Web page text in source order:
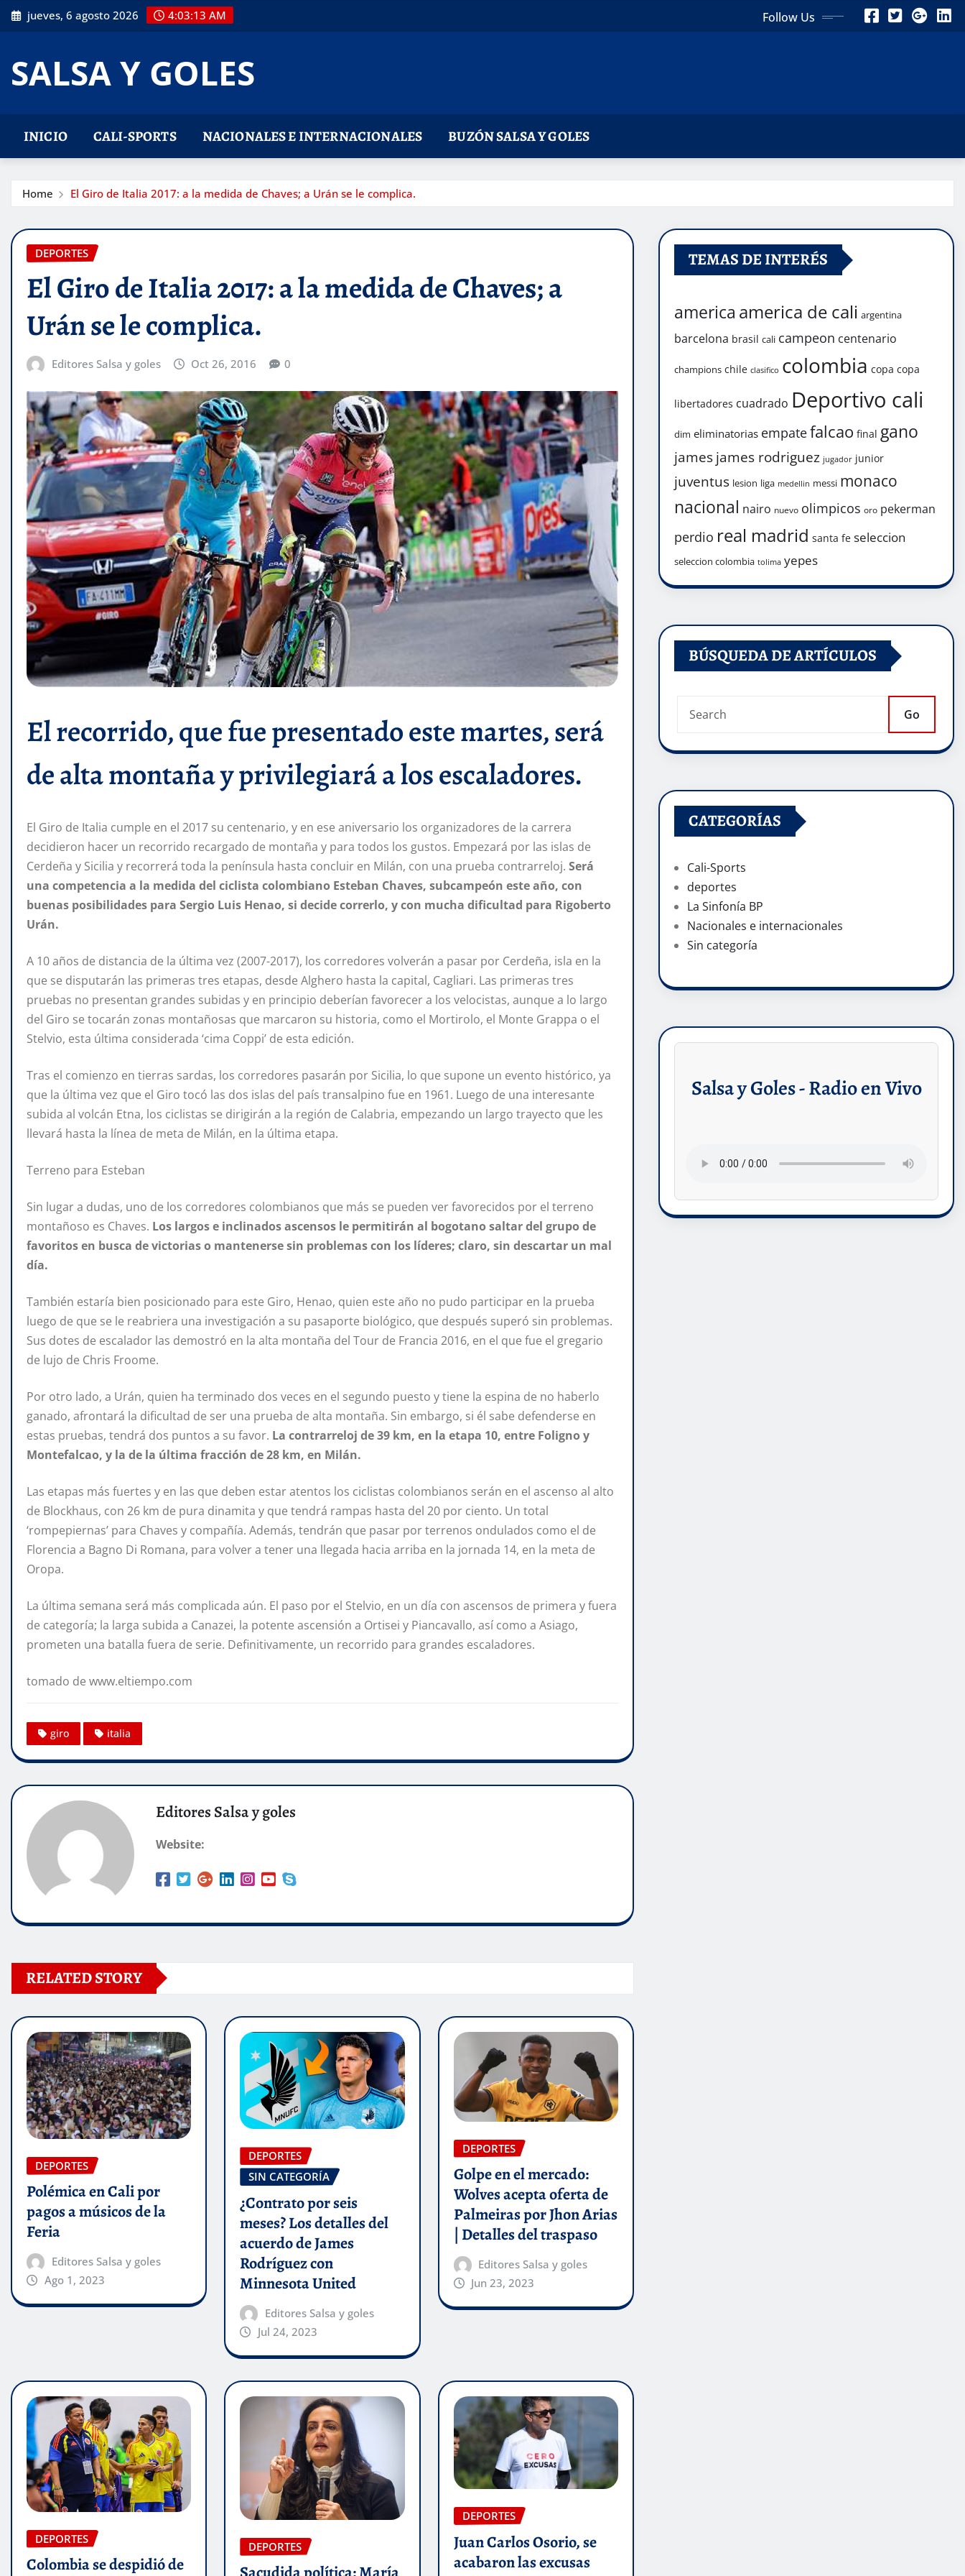
Skip
to
jueves, 6 agosto 2026 4:03:14 AM Follow Us
SALSA Y GOLES
INICIO CALI-SPORTS NACIONALES E INTERNACIONALES BUZÓN SALSA Y GOLES
Home El Giro de Italia 2017: a la medida de Chaves; a Urán se le complica.
DEPORTES
El Giro de Italia 2017: a la medida de Chaves; a
Urán se le complica.
Editores Salsa y goles Oct 26, 2016 0
El recorrido, que fue presentado este martes, será
de alta montaña y privilegiará a los escaladores.
El Giro de Italia cumple en el 2017 su centenario, y en ese aniversario los organizadores de la carrera
decidieron hacer un recorrido recargado de montaña y para todos los gustos. Empezará por las islas de
Cerdeña y Sicilia y recorrerá toda la península hasta concluir en Milán, con una prueba contrarreloj. Será
una competencia a la medida del ciclista colombiano Esteban Chaves, subcampeón este año, con
buenas posibilidades para Sergio Luis Henao, si decide correrlo, y con mucha dificultad para Rigoberto
Urán.
A 10 años de distancia de la última vez (2007-2017), los corredores volverán a pasar por Cerdeña, isla en la
que se disputarán las primeras tres etapas, desde Alghero hasta la capital, Cagliari. Las primeras tres
pruebas no presentan grandes subidas y en principio deberían favorecer a los velocistas, aunque a lo largo
del Giro se tocarán zonas montañosas que marcaron su historia, como el Mortirolo, el Monte Grappa o el
Stelvio, esta última considerada ‘cima Coppi’ de esta edición.
Tras el comienzo en tierras sardas, los corredores pasarán por Sicilia, lo que supone un evento histórico, ya
que la última vez que el Giro tocó las dos islas del país transalpino fue en 1961. Luego de una interesante
subida al volcán Etna, los ciclistas se dirigirán a la región de Calabria, empezando un largo trayecto que les
llevará hasta la línea de meta de Milán, en la última etapa.
Terreno para Esteban
Sin lugar a dudas, uno de los corredores colombianos que más se pueden ver favorecidos por el terreno
montañoso es Chaves. Los largos e inclinados ascensos le permitirán al bogotano saltar del grupo de
favoritos en busca de victorias o mantenerse sin problemas con los líderes; claro, sin descartar un mal
día.
También estaría bien posicionado para este Giro, Henao, quien este año no pudo participar en la prueba
luego de que se le reabriera una investigación a su pasaporte biológico, que después superó sin problemas.
Sus dotes de escalador las demostró en la alta montaña del Tour de Francia 2016, en el que fue el gregario
de lujo de Chris Froome.
Por otro lado, a Urán, quien ha terminado dos veces en el segundo puesto y tiene la espina de no haberlo
ganado, afrontará la dificultad de ser una prueba de alta montaña. Sin embargo, si él sabe defenderse en
estas pruebas, tendrá dos puntos a su favor. La contrarreloj de 39 km, en la etapa 10, entre Foligno y
Montefalcao, y la de la última fracción de 28 km, en Milán.
Las etapas más fuertes y en las que deben estar atentos los ciclistas colombianos serán en el ascenso al alto
de Blockhaus, con 26 km de pura dinamita y que tendrá rampas hasta del 20 por ciento. Un total
‘rompepiernas’ para Chaves y compañía. Además, tendrán que pasar por terrenos ondulados como el de
Florencia a Bagno Di Romana, para volver a tener una llegada hacia arriba en la jornada 14, en la meta de
Oropa.
La última semana será más complicada aún. El paso por el Stelvio, en un día con ascensos de primera y fuera
de categoría; la larga subida a Canazei, la potente ascensión a Ortisei y Piancavallo, así como a Asiago,
prometen una batalla fuera de serie. Definitivamente, un recorrido para grandes escaladores.
tomado de www.eltiempo.com
giro italia
Editores Salsa y goles
Website:
RELATED STORY
DEPORTES
Polémica en Cali por
pagos a músicos de la
Feria
Editores Salsa y goles
Ago 1, 2023
DEPORTES
SIN CATEGORÍA
¿Contrato por seis
meses? Los detalles del
acuerdo de James
Rodríguez con
Minnesota United
Editores Salsa y goles
Jul 24, 2023
DEPORTES
Golpe en el mercado:
Wolves acepta oferta de
Palmeiras por Jhon Arias
| Detalles del traspaso
Editores Salsa y goles
Jun 23, 2023
DEPORTES
Colombia se despidió de
DEPORTES
DEPORTES
Juan Carlos Osorio, se
acabaron las excusas
TEMAS DE INTERÉS
america america de cali argentina
barcelona brasil cali campeon centenario
champions chile clasifico colombia copa copa
libertadores cuadrado Deportivo cali
dim eliminatorias empatefalcao final gano
james james rodriguez jugador junior
juventus lesion liga medellin messi monaco
nacional nairo nuevo olimpicos oro pekerman
perdio real madrid santa fe seleccion
seleccion colombia tolima yepes
BÚSQUEDA DE ARTÍCULOS
Go
CATEGORÍAS
Cali-Sports
deportes
La Sinfonía BP
Nacionales e internacionales
Sin categoría
Salsa y Goles - Radio en Vivo